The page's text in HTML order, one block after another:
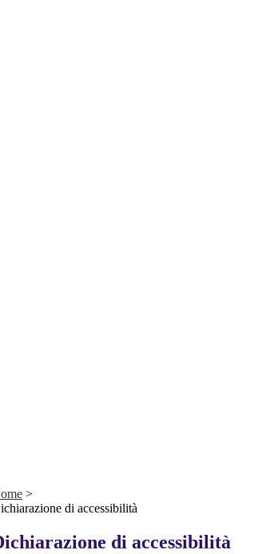
>
di accessibilità
di accessibilità